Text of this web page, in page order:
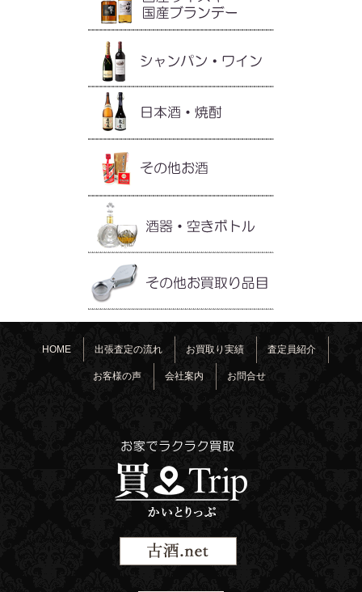
HOME 出張査定の流れ お買取り実績 査定員紹介
お客様の声 会社案内 お問合せ